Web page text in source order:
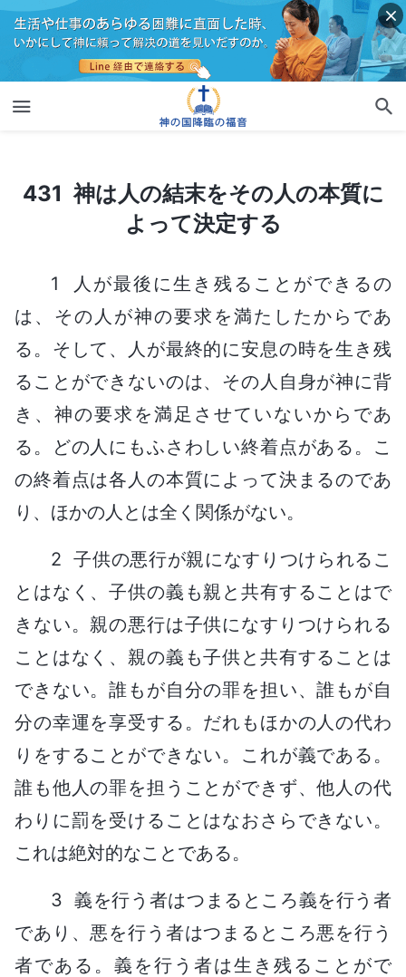
431 神は人の結末をその人の本質によって決定する
431 神は人の結末をその人の本質に
よって決定する
1 人が最後に生き残ることができるの
は、その人が神の要求を満たしたからであ
る。そして、人が最終的に安息の時を生き残
ることができないのは、その人自身が神に背
き、神の要求を満足させていないからであ
る。どの人にもふさわしい終着点がある。こ
の終着点は各人の本質によって決まるのであ
り、ほかの人とは全く関係がない。
2 子供の悪行が親になすりつけられるこ
とはなく、子供の義も親と共有することはで
きない。親の悪行は子供になすりつけられる
ことはなく、親の義も子供と共有することは
できない。誰もが自分の罪を担い、誰もが自
分の幸運を享受する。だれもほかの人の代わ
りをすることができない。これが義である。
誰も他人の罪を担うことができず、他人の代
わりに罰を受けることはなおさらできない。
これは絶対的なことである。
3 義を行う者はつまるところ義を行う者
であり、悪を行う者はつまるところ悪を行う
者である。義を行う者は生き残ることがで